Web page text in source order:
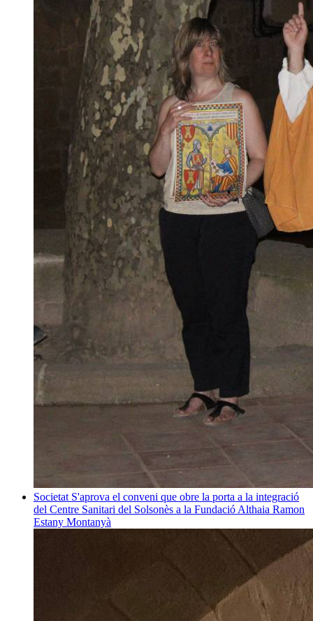
Societat S'aprova el conveni que obre la porta a la integració
del Centre Sanitari del Solsonès a la Fundació Althaia Ramon
Estany Montanyà